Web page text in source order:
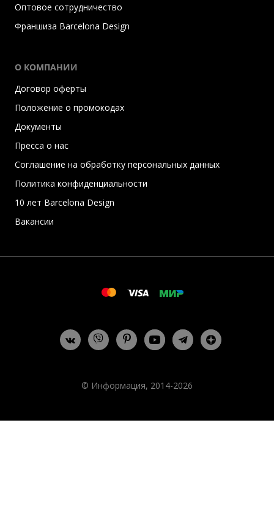
Оптовое сотрудничество
Франшиза Barcelona Design
О КОМПАНИИ
Договор оферты
Положение о промокодах
Документы
Пресса о нас
Соглашение на обработку персональных данных
Политика конфиденциальности
10 лет Barcelona Design
Вакансии
© Информация, 2014-2026